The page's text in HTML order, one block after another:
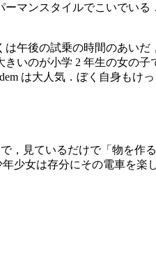
マンスタイルでこいでい
午後の試乗の時間のあいだ
いのが小学 2 年生の女の
は大人気．ぼく自身もけ
，見ているだけで「物を作
少女は存分にその電車を楽